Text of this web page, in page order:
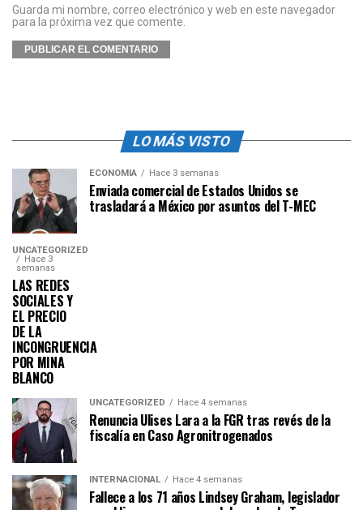
Guarda mi nombre, correo electrónico y web en este navegador
para la próxima vez que comente.
LO MÁS VISTO
ECONOMÍA Hace 3 semanas
Enviada comercial de Estados Unidos se
trasladará a México por asuntos del T-MEC
UNCATEGORIZED
Hace 3
semanas
LAS REDES
SOCIALES Y
EL PRECIO
DE LA
INCONGRUENCIA
POR MINA
BLANCO
UNCATEGORIZED Hace 4 semanas
Renuncia Ulises Lara a la FGR tras revés de la
fiscalía en Caso Agronitrogenados
INTERNACIONAL Hace 4 semanas
Fallece a los 71 años Lindsey Graham, legislador